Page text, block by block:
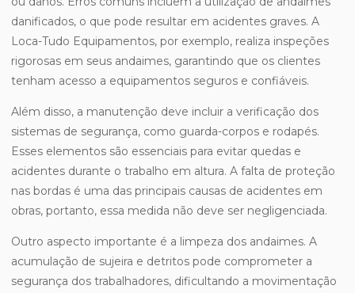
danificados, o que pode resultar em acidentes graves. A
Loca-Tudo Equipamentos, por exemplo, realiza inspeções
rigorosas em seus andaimes, garantindo que os clientes
tenham acesso a equipamentos seguros e confiáveis.
Além disso, a manutenção deve incluir a verificação dos
sistemas de segurança, como guarda-corpos e rodapés.
Esses elementos são essenciais para evitar quedas e
acidentes durante o trabalho em altura. A falta de proteção
nas bordas é uma das principais causas de acidentes em
obras, portanto, essa medida não deve ser negligenciada.
Outro aspecto importante é a limpeza dos andaimes. A
acumulação de sujeira e detritos pode comprometer a
segurança dos trabalhadores, dificultando a movimentação